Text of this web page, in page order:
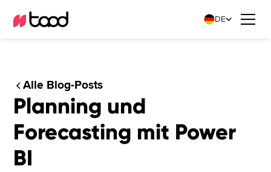
DE
Alle Blog-Posts
Planning und
Forecasting mit Power
BI